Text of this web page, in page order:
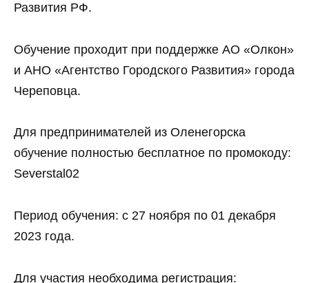
Развития РФ.
Обучение проходит при поддержке АО «Олкон»
и АНО «Агентство Городского Развития» города
Череповца.
Для предпринимателей из Оленегорска
обучение полностью бесплатное по промокоду:
Severstal02
Период обучения: с 27 ноября по 01 декабря
2023 года.
Для участия необходима регистрация: